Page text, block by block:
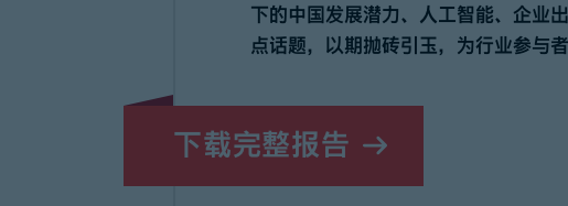
下的中国发展潜力、人工智能、企业
点话题，以期抛砖引玉，为行业参与者
下载完整报告